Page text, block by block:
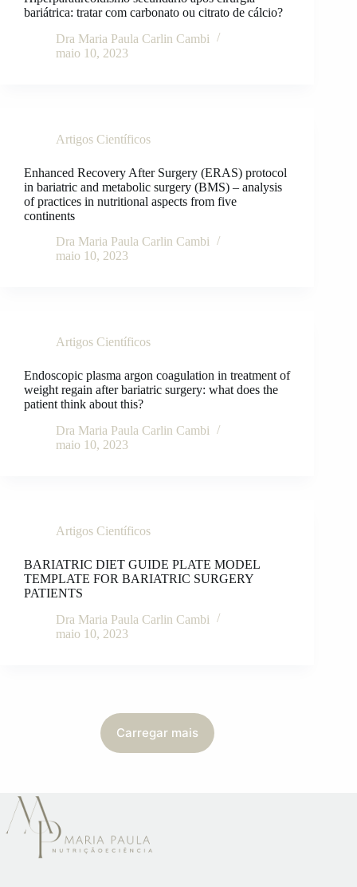
bariátrica: tratar com carbonato ou citrato de cálcio?
Dra Maria Paula Carlin Cambi
maio 10, 2023
Artigos Científicos
Enhanced Recovery After Surgery (ERAS) protocol
in bariatric and metabolic surgery (BMS) – analysis
of practices in nutritional aspects from five
continents
Dra Maria Paula Carlin Cambi
maio 10, 2023
Artigos Científicos
Endoscopic plasma argon coagulation in treatment of
weight regain after bariatric surgery: what does the
patient think about this?
Dra Maria Paula Carlin Cambi
maio 10, 2023
Artigos Científicos
BARIATRIC DIET GUIDE PLATE MODEL
TEMPLATE FOR BARIATRIC SURGERY
PATIENTS
Dra Maria Paula Carlin Cambi
maio 10, 2023
Carregar mais